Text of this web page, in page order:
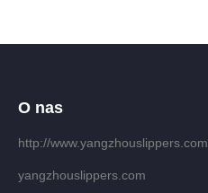
O nas
http://www.yangzhouslippers.com
yangzhouslippers.com